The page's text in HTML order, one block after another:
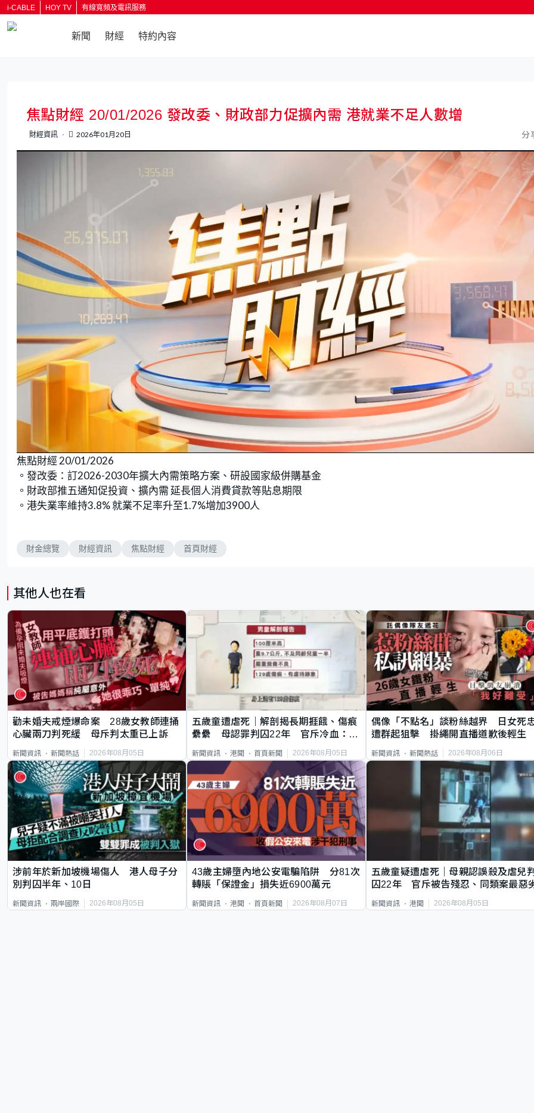
i-CABLE HOY TV 有線寬頻及電訊服務
新聞 財經 特約內容
焦點財經 20/01/2026 發改委、財政部力促擴內需 港就業不足人數增
財經資訊 2026年01月20日 分
焦點財經 20/01/2026
。發改委：訂2026-2030年擴大內需策略方案、研設國家級併購基金
。財政部推五通知促投資、擴內需 延長個人消費貸款等貼息期限
。港失業率維持3.8% 就業不足率升至1.7%增加3900人
財金總覽 財經資訊 焦點財經 首頁財經
其他人也在看
勸未婚夫戒煙爆命案 28歲女教師連捅
心臟兩刀判死緩 母斥判太重已上訴
新聞資訊 新聞熱話 2026年08月05日
五歲童遭虐死｜解剖揭長期捱餓、傷痕
纍纍 母認罪判囚22年 官斥冷血：同
新聞資訊 港聞 首頁新聞 2026年08月05日
偶像「不點名」談粉絲越界 日女死
遭群起狙擊 掛繩開直播道歉後輕生
新聞資訊 新聞熱話 2026年08月06日
涉前年於新加坡機場傷人 港人母子分
別判囚半年、10日
新聞資訊 兩岸國際 2026年08月05日
43歲主婦墮內地公安電騙陷阱 分81次
轉賬「保證金」損失近6900萬元
新聞資訊 港聞 首頁新聞 2026年08月07日
五歲童疑遭虐死｜母親認誤殺及虐兒
囚22年 官斥被告殘忍、同類案最惡
新聞資訊 港聞 2026年08月05日